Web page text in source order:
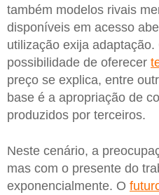
também modelos rivais
disponíveis em acesso
utilização exija
possibilidade de oferecer
preço se explica, entre
base é a apropriação de
produzidos por terceiros.
Neste cenário, a
mas com o presente do
exponencialmente. O